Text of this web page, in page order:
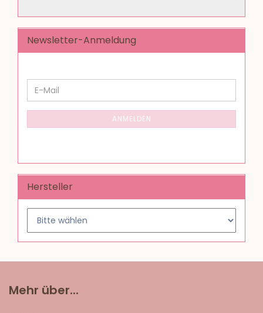
Newsletter-Anmeldung
WEITER
ZUR
NEWSLETTER-
E-
Mail
ANMELDEN
Hersteller
Mehr über...